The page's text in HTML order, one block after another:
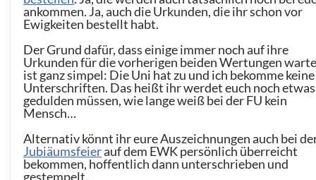
ankommen. Ja, auch die Urkunden, die ihr schon vor
Ewigkeiten bestellt habt.
Der Grund dafür, dass einige immer noch auf ihre
Urkunden für die vorherigen beiden Wertungen
ist ganz simpel: Die Uni hat zu und ich bekomme keine
Unterschriften. Das heißt ihr werdet euch noch etwas
gedulden müssen, wie lange weiß bei der FU kein
Mensch…
Alternativ könnt ihr eure Auszeichnungen auch bei
Jubiäumsfeierauf dem EWK persönlich überreicht
bekommen, hoffentlich dann unterschrieben und
gestempelt.